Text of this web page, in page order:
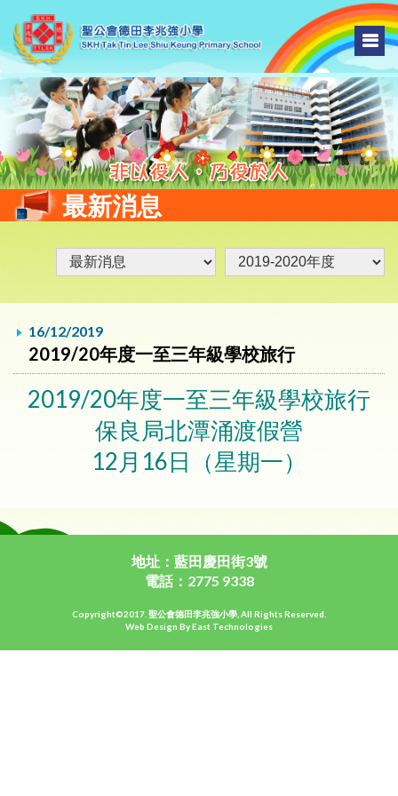
最新消息
16/12/2019
2019/20年度一至三年級學校旅行
2019/20年度一至三年級學校旅行
保良局北潭涌渡假營
12月16日（星期一）
地址：藍田慶田街3號
電話：2775 9338
Copyright©2017. 聖公會德田李兆強小學, All Rights Reserved.
Web Design By East Technologies